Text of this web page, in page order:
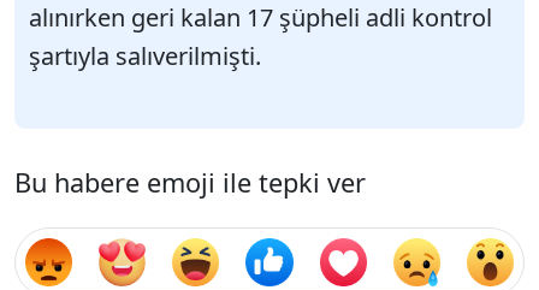
alınırken geri kalan 17 şüpheli adli kontrol
şartıyla salıverilmişti.
Bu habere emoji ile tepki ver